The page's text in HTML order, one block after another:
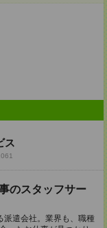
ス
のスタッフサー
派遣会社。業界も、職種